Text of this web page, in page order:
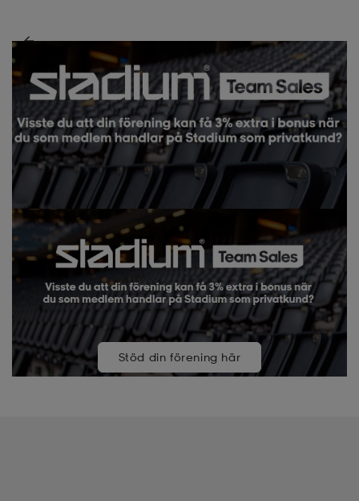
Stöd din förening här